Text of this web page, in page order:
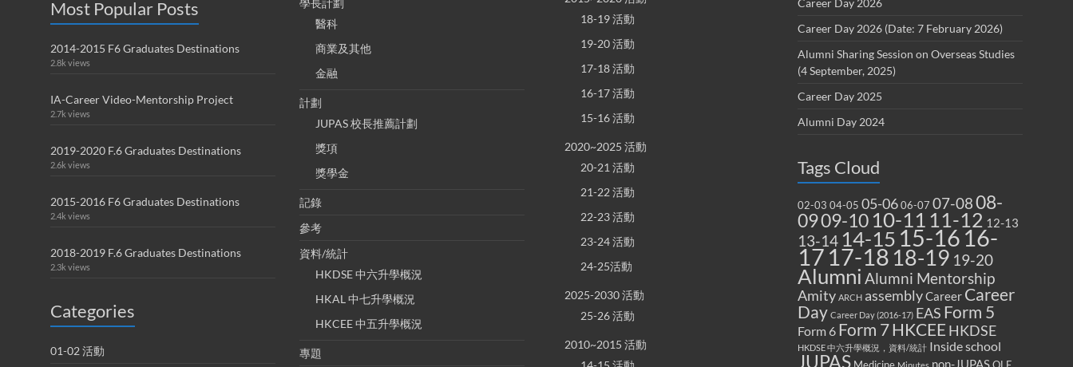
Most Popular Posts
2014-2015 F6 Graduates Destinations
2.8k views
IA-Career Video-Mentorship Project
2.7k views
2019-2020 F.6 Graduates Destinations
2.6k views
2015-2016 F6 Graduates Destinations
2.4k views
2018-2019 F.6 Graduates Destinations
2.3k views
Categories
01-02 活動
學長計劃
醫科
商業及其他
金融
計劃
JUPAS 校長推薦計劃
獎項
獎學金
記錄
參考
資料/統計
HKDSE 中六升學概況
HKAL 中七升學概況
HKCEE 中五升學概況
專題
18-19 活動
19-20 活動
17-18 活動
16-17 活動
15-16 活動
2020~2025 活動
20-21 活動
21-22 活動
22-23 活動
23-24 活動
24-25活動
2025-2030 活動
25-26 活動
2010~2015 活動
Career Day 2026
Career Day 2026 (Date: 7 February 2026)
Alumni Sharing Session on Overseas Studies
(4 September, 2025)
Career Day 2025
Alumni Day 2024
Tags Cloud
02-03 04-05 05-0606-07 07-0808-
0909-10 10-11 11-12 12-13
13-14 14-15 15-16 16-
17 17-18 18-19 19-20
Alumni Alumni Mentorship
Amity ARCH assemblyCareer Career
Day Career Day (2016-17) EAS Form 5
Form 6 Form 7HKCEE HKDSE
HKDSE 中六升學概況，資料/統計 Inside school
JUPAS non-JUPAS